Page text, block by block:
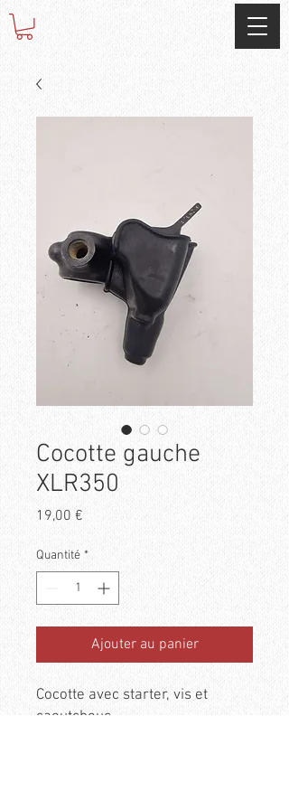
Cocotte gauche
XLR350
19,00 €Prix
Quantité *
Ajouter au panier
Cocotte avec starter, vis et
caoutchouc